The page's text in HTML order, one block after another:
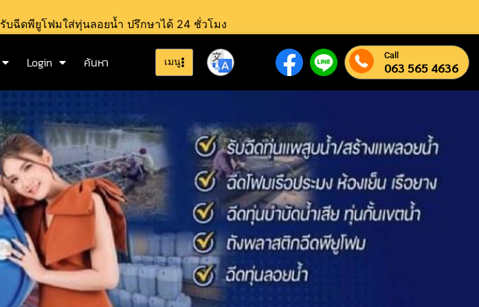
รับฉีดพียูโฟมใส่ทุ่นลอยน้ำ ปรึกษาได้ 24 ชั่วโมง
Login ค้นหา เมนู Call
063 565 4636